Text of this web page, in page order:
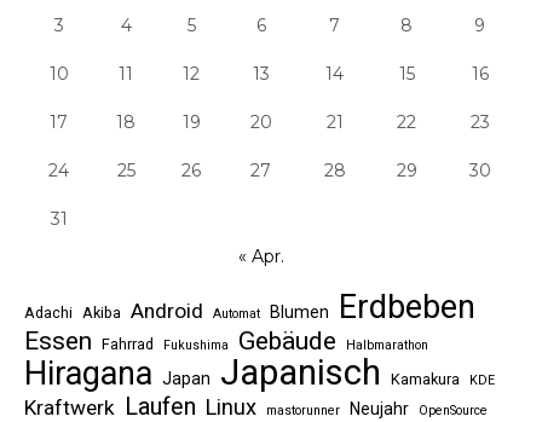
3 4 5 6 7 8 9
10 11 12 13 14 15 16
17 18 19 20 21 22 23
24 25 26 27 28 29 30
31
« Apr.
Adachi Akiba Android Automat Blumen Erdbeben
Essen Fahrrad Fukushima Gebäude Halbmarathon
Hiragana Japan Japanisch Kamakura KDE
Kraftwerk Laufen Linux mastorunner Neujahr
OpenSource